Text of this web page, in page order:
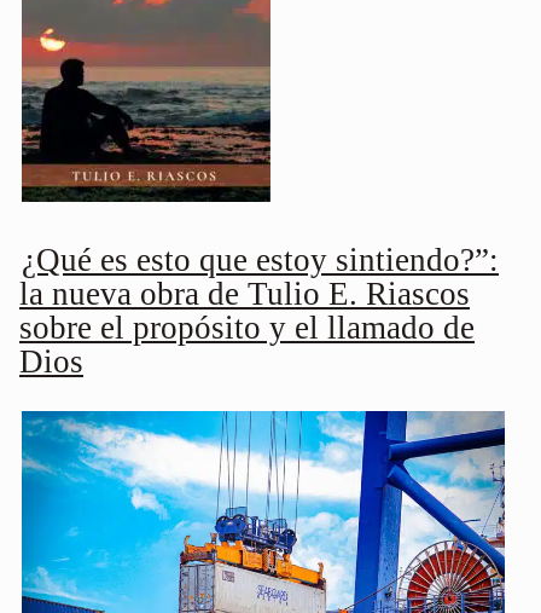
¿Qué es esto que estoy sintiendo?”:
la nueva obra de Tulio E. Riascos
sobre el propósito y el llamado de
Dios